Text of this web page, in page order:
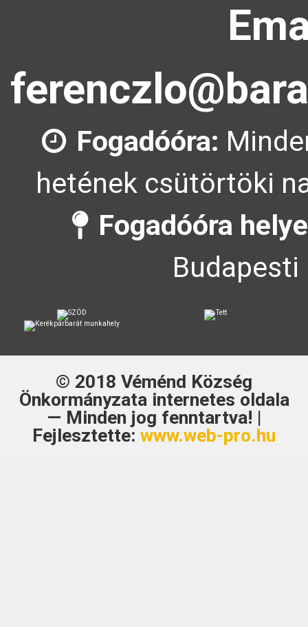
Fogadóóra:
hetének csütörtöki
Fogadóóra
© 2018 Véménd Község
Önkormányzatainternetes oldala
— Minden jog fenntartva! |
Fejlesztette: www.web-pro.hu